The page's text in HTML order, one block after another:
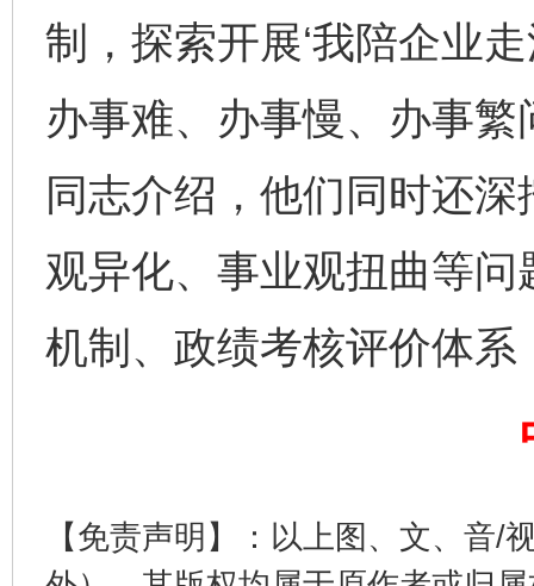
制，探索开展‘我陪企业
办事难、办事慢、办事
同志介绍，他们同时还
观异化、事业观扭曲等
机制、政绩考核评价体
【免责声明】：以上图、文、音/
完善运行机制助力责任有效落实 一纸欠
东山县通报“牛蛙产品抗生素超标问题” 法